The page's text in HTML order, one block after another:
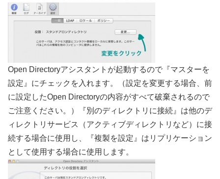
Open Directoryアシスタントが起動するので『マスターを
設定』にチェックを入れます。（設定を変更する場合、前
に設定したOpen Directoryの内容がすべて破棄されるので
ご注意ください。）『別のディレクトリに接続』は他のデ
ィレクトリサービス（アクティブディレクトリなど）に接
続する場合に使用し、『複製を設定』はリプリケーション
として使用する場合に使用します。